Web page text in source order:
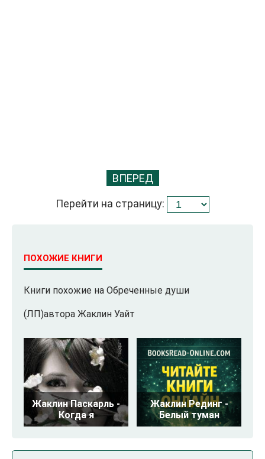
ВПЕРЕД
Перейти на страницу:
ПОХОЖИЕ КНИГИ
Книги похожие на Обреченные души
(ЛП)автора Жаклин Уайт
Жаклин Паскарль -
Когда я
Жаклин Рединг -
Белый туман